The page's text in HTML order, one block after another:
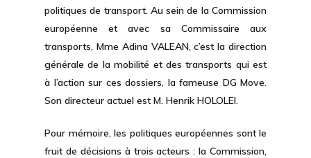
politiques de transport. Au sein de la Commission
européenne et avec sa Commissaire aux
transports, Mme Adina VALEAN, c’est la direction
générale de la mobilité et des transports qui est
à l’action sur ces dossiers, la fameuse DG Move.
Son directeur actuel est M. Henrik HOLOLEI.
Pour mémoire, les politiques européennes sont le
fruit de décisions à trois acteurs : la Commission,